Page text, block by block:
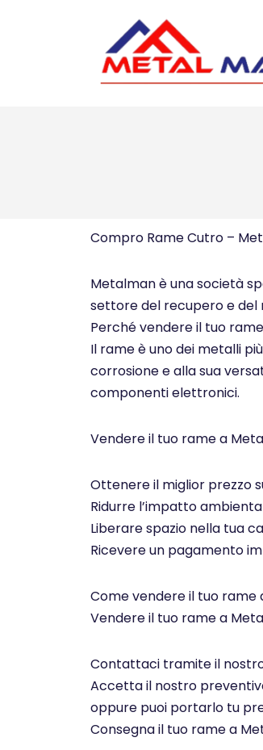
Compro Rame Cutro –
Metalman è una società
settore del recupero e del
Perché vendere il tuo
Il rame è uno dei metalli
corrosione e alla sua
componenti elettronici.
Vendere il tuo rame a
Ottenere il miglior prezzo
Ridurre l’impatto
Liberare spazio nella tua
Ricevere un pagamento
Come vendere il tuo rame
Vendere il tuo rame a
Contattaci tramite il
Accetta il nostro
oppure puoi portarlo tu
Consegna il tuo rame a